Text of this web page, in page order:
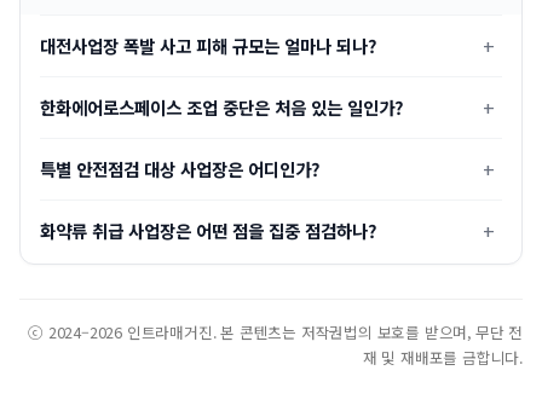
대전사업장 폭발 사고 피해 규모는 얼마나 되나?
한화에어로스페이스 조업 중단은 처음 있는 일인가?
특별 안전점검 대상 사업장은 어디인가?
화약류 취급 사업장은 어떤 점을 집중 점검하나?
ⓒ 2024–2026 인트라매거진. 본 콘텐츠는 저작권법의 보호를 받으며, 무단 전
재 및 재배포를 금합니다.